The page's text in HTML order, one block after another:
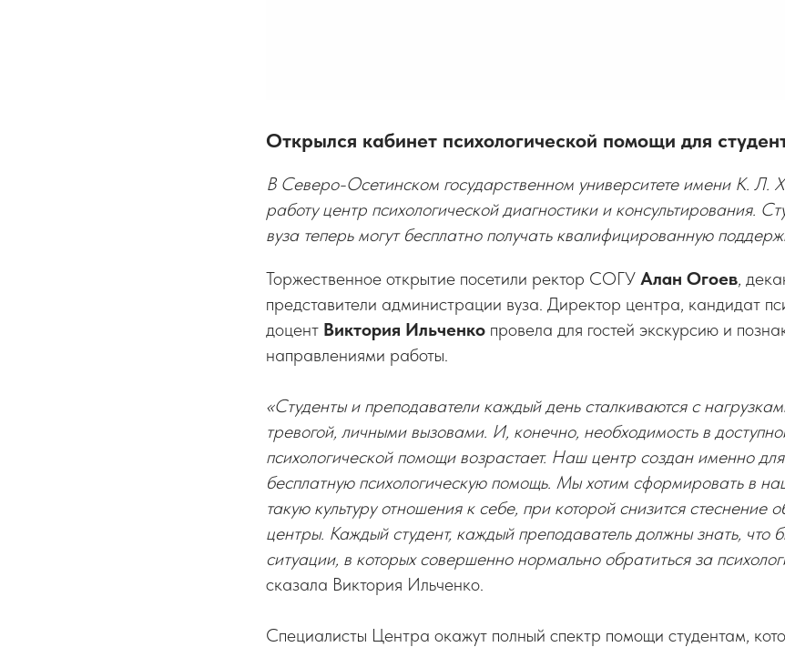
Открылся кабинет психологической помощи для
В Северо-Осетинском государственном университете имени К. Л.
работу центр психологической диагностики и консультирования.
вуза теперь могут бесплатно получать квалифицированную
Торжественное открытие посетили ректор СОГУ Алан Огоев,
представители администрации вуза. Директор центра, кандидат
доцент Виктория Ильченко провела для гостей экскурсию и
направлениями работы.
«Студенты и преподаватели каждый день сталкиваются с
тревогой, личными вызовами. И, конечно, необходимость в
психологической помощи возрастает. Наш центр создан именно для
бесплатную психологическую помощь. Мы хотим сформировать в
такую культуру отношения к себе, при которой снизится стеснение
центры. Каждый студент, каждый преподаватель должны знать, что
ситуации, в которых совершенно нормально обратиться за
сказала Виктория Ильченко.
Специалисты Центра окажут полный спектр помощи студентам,